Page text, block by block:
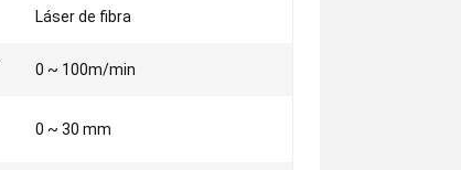
Láser de fibra
0 ~ 100m/min
0 ~ 30 mm